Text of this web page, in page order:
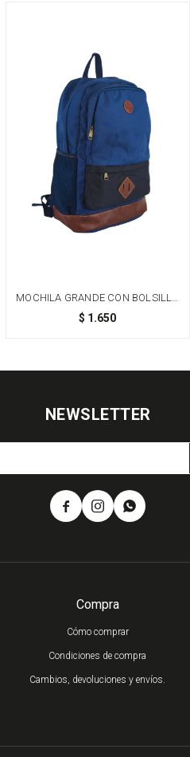
MOCHILA GRANDE CON BOLSILLO
- AZUL
$ 1.650
Compra
Cómo comprar
Condiciones de compra
Cambios, devoluciones y envíos.
NEWSLETTER
  